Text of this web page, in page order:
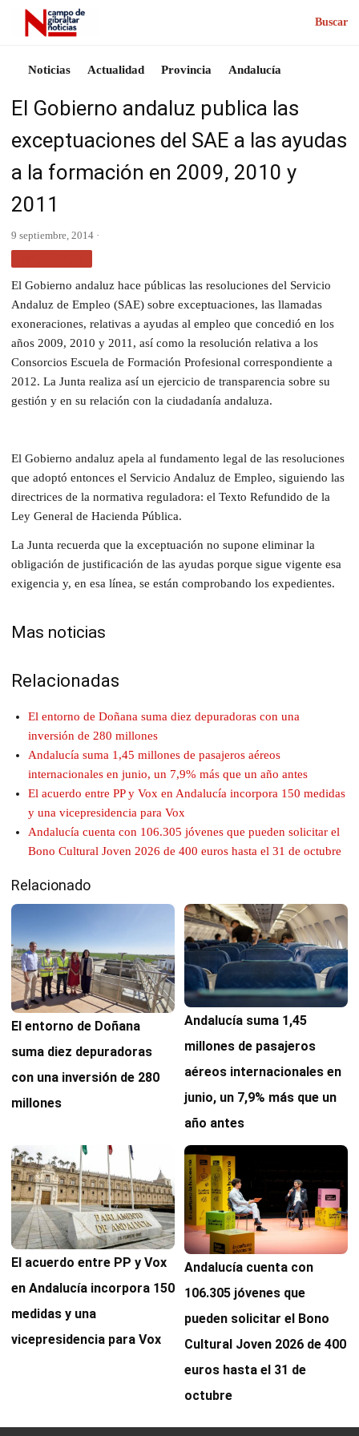
Buscar
Noticias Actualidad Provincia Andalucía
El Gobierno andaluz publica las
exceptuaciones del SAE a las ayudas
a la formación en 2009, 2010 y
2011
9 septiembre, 2014 ·
El Gobierno andaluz hace públicas las resoluciones del Servicio
Andaluz de Empleo (SAE) sobre exceptuaciones, las llamadas
exoneraciones, relativas a ayudas al empleo que concedió en los
años 2009, 2010 y 2011, así como la resolución relativa a los
Consorcios Escuela de Formación Profesional correspondiente a
2012. La Junta realiza así un ejercicio de transparencia sobre su
gestión y en su relación con la ciudadanía andaluza.
El Gobierno andaluz apela al fundamento legal de las resoluciones
que adoptó entonces el Servicio Andaluz de Empleo, siguiendo las
directrices de la normativa reguladora: el Texto Refundido de la
Ley General de Hacienda Pública.
La Junta recuerda que la exceptuación no supone eliminar la
obligación de justificación de las ayudas porque sigue vigente esa
exigencia y, en esa línea, se están comprobando los expedientes.
Mas noticias
Relacionadas
El entorno de Doñana suma diez depuradoras con una
inversión de 280 millones
Andalucía suma 1,45 millones de pasajeros aéreos
internacionales en junio, un 7,9% más que un año antes
El acuerdo entre PP y Vox en Andalucía incorpora 150 medidas
y una vicepresidencia para Vox
Andalucía cuenta con 106.305 jóvenes que pueden solicitar el
Bono Cultural Joven 2026 de 400 euros hasta el 31 de octubre
Relacionado
El entorno de Doñana
suma diez depuradoras
con una inversión de 280
millones
Andalucía suma 1,45
millones de pasajeros
aéreos internacionales en
junio, un 7,9% más que un
año antes
El acuerdo entre PP y Vox
en Andalucía incorpora 150
medidas y una
vicepresidencia para Vox
Andalucía cuenta con
106.305 jóvenes que
pueden solicitar el Bono
Cultural Joven 2026 de 400
euros hasta el 31 de
octubre